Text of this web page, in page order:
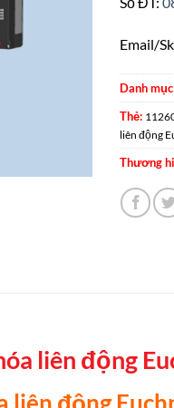
Email/
Danh
Thẻ:
liên động
Thương
liên động
liên động